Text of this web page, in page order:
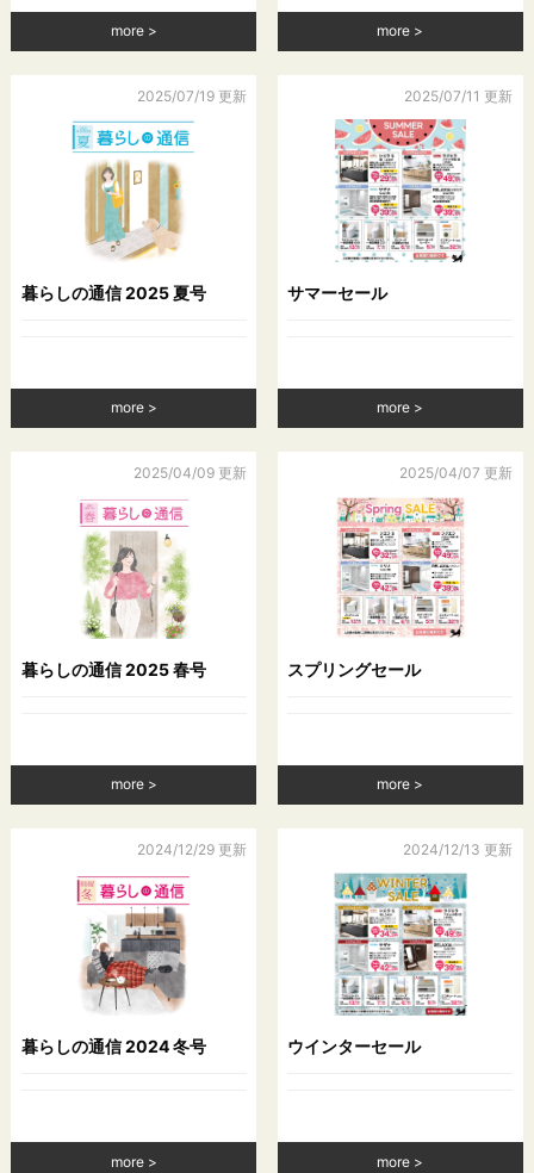
てサービスを提供するにあたって必要となる情報や，ユーザー
のサービス利用状況，連絡先情報などを利用する目的
第４条（個人情報の第三者提供）
当社は，次に掲げる場合を除いて，あらかじめユーザーの同意
を得ることなく，第三者に個人情報を提供することはありませ
ん。ただし，個人情報保護法その他の法令で認められる場合を
除きます。
（2）人の生命，身体または財産の保護のために必要がある場合
るとき
（4）国の機関もしくは地方公共団体またはその委託を受けた者
る場合であって，本人の同意を得ることにより当該事務の遂行
（5）予め次の事項を告知あるいは公表をしている場合
利用目的に第三者への提供を含むこと
第三者に提供されるデータの項目
第三者への提供の手段または方法
本人の求めに応じて個人情報の第三者への提供を停止すること
前項の定めにかかわらず，次に掲げる場合は第三者には該当し
（1）当社が利用目的の達成に必要な範囲内において個人情報
情報の管理について責任を有する者の氏名または名称につい
て，あらかじめ本人に通知し，または本人が容易に知り得る状
態に置いているとき
第５条（個人情報の開示）
当社は，本人から個人情報の開示を求められたときは，本人に
対し，遅滞なくこれを開示します。ただし，開示することによ
り次のいずれかに該当する場合は，その全部または一部を開示
（1）本人または第三者の生命，身体，財産その他の権利利益を
more more
2025/07/19 更新
暮らしの通信 2025 夏号
more
2025/07/11 更新
サマーセール
more
2025/04/09 更新
暮らしの通信 2025 春号
more
2025/04/07 更新
スプリングセール
more
2024/12/29 更新
暮らしの通信 2024 冬号
more
2024/12/13 更新
ウインターセール
more